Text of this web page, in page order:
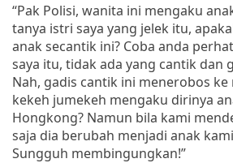
“Pak Polisi, wanita ini mengaku
tanya istri saya yang jelek itu,
anak secantik ini? Coba anda
saya itu, tidak ada yang cantik dan
Nah, gadis cantik ini menerobos
kekeh jumekeh mengaku dirinya
Hongkong? Namun bila kami
saja dia berubah menjadi anak
Sungguh membingungkan!”